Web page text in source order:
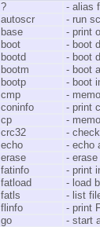
?
- alias
autoscr
- run
base
- print
boot
- boot
bootd
- boot
bootm
- boot
bootp
- boot
cmp
-
coninfo
- print
cp
-
crc32
-
echo
- echo
erase
-
fatinfo
- print
fatload
- load
fatls
- list
flinfo
- print
go
- start